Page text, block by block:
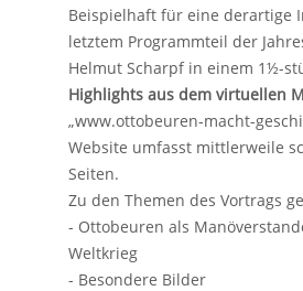
Beispielhaft für eine derartige
letztem Programmteil der
Helmut Scharpf in einem 1½-
Highlights aus dem virtuellen
„www.ottobeuren-macht-
Website umfasst mittlerweile
Seiten.
Zu den Themen des Vortrags
- Ottobeuren als
Weltkrieg
- Besondere Bilder